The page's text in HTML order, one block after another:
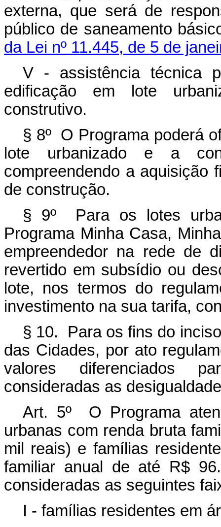
externa, que será de
público de saneamento
da Lei nº 11.445, de 5 de
V - assistência técnica
edificação em lote
construtivo.
§ 8º O Programa poderá
lote urbanizado e a
compreendendo a aquisição
de construção.
§ 9º Para os lotes
Programa Minha Casa,
empreendedor na rede de
revertido em subsídio ou
lote, nos termos do
investimento na sua tarifa,
§ 10. Para os fins do
das Cidades, por ato
valores diferenciados
consideradas as
Art. 5º
O Programa
urbanas com renda bruta
mil reais) e famílias
familiar anual de até R$
consideradas as seguintes
I - famílias residentes em